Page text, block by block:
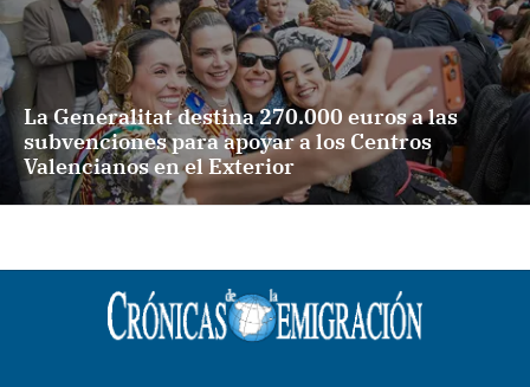
La Generalitat destina 270.000 euros a las
subvenciones para apoyar a los Centros
Valencianos en el Exterior